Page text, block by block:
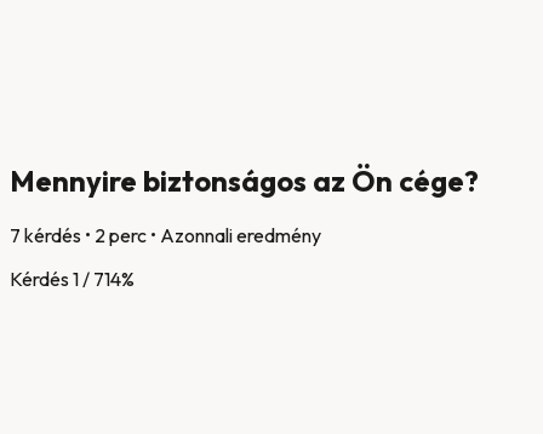
Mennyire biztonságos az Ön cége?
7 kérdés • 2 perc • Azonnali eredmény
Kérdés1 / 714%